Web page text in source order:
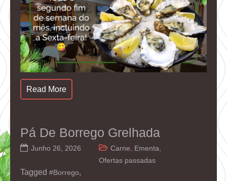
Read More
Pá De Borrego Grelhada
Junho 26, 2026 Carne, Ementa,
Ofertas passadas
Tagged #Borrego,